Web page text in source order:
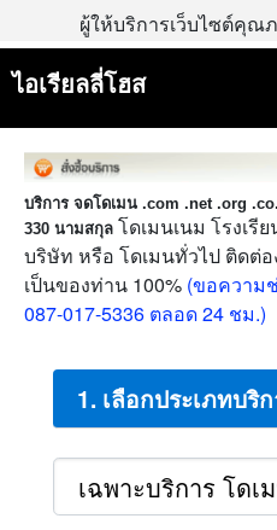
ผู้ให้บริการเว็บไซต์คุณ
ไอเรียลลี่โฮส
บริการ จดโดเมน .com .net .org
330 นามสกุล โดเมนเนม โรงเรี
บริษัท หรือ โดเมนทั่วไป ติดต่อ
เป็นของท่าน 100% (ขอความ
087-017-5336 ตลอด 24 ชม.)
1. เลือกประเภทบริ